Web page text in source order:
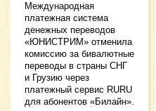
Международная
платежная система
денежных переводов
«ЮНИСТРИМ» отменила
комиссию за бивалютные
переводы в страны СНГ
и Грузию через
платежный сервис RURU
для абонентов «Билайн».